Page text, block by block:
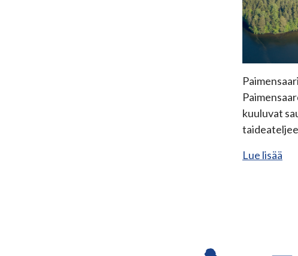
kuuluvat
Lue lisää